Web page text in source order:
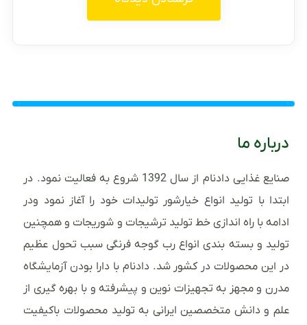
درباره ما
صنایع غذایی دادنام از سال 1392 شروع به فعالیت نمود. در
ابتدا با تولید انواع خیارشور تولیدات خود را آغاز نمود ودر
ادامه با راه اندازی خط تولید ترشیجات و شوریجات و همچنین
تولید و بسته بندی انواع رب گوجه فرنگی سبب تحول عظیم
در این محصولات در کشور شد. دادنام با دارا بودن آزمایشگاه
مدرن و مجهز به تجهیزات نوین و پیشرفته و با بهره گیری از
علم و دانش متخصصین ایرانی به تولید محصولات باکیفیت